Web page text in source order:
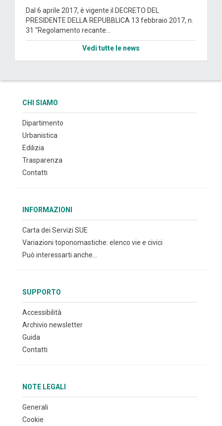
Dal 6 aprile 2017, è vigente il DECRETO DEL
PRESIDENTE DELLA REPUBBLICA 13 febbraio 2017, n.
31 “Regolamento recante...
Vedi tutte le news
CHI SIAMO
Dipartimento
Urbanistica
Edilizia
Trasparenza
Contatti
INFORMAZIONI
Carta dei Servizi SUE
Variazioni toponomastiche: elenco vie e civici
Può interessarti anche...
SUPPORTO
Accessibilità
Archivio newsletter
Guida
Contatti
NOTE LEGALI
Generali
Cookie